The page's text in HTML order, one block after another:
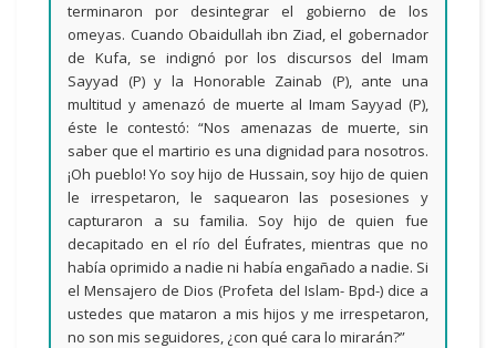
terminaron por desintegrar el gobierno de los
omeyas. Cuando Obaidullah ibn Ziad, el gobernador
de Kufa, se indignó por los discursos del Imam
Sayyad (P) y la Honorable Zainab (P), ante una
multitud y amenazó de muerte al Imam Sayyad (P),
éste le contestó: “Nos amenazas de muerte, sin
saber que el martirio es una dignidad para nosotros.
¡Oh pueblo! Yo soy hijo de Hussain, soy hijo de quien
le irrespetaron, le saquearon las posesiones y
capturaron a su familia. Soy hijo de quien fue
decapitado en el río del Éufrates, mientras que no
había oprimido a nadie ni había engañado a nadie. Si
el Mensajero de Dios (Profeta del Islam- Bpd-) dice a
ustedes que mataron a mis hijos y me irrespetaron,
no son mis seguidores, ¿con qué cara lo mirarán?”